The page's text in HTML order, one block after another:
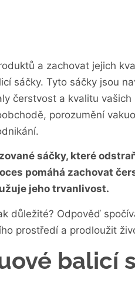
a zachovat jejich
sáčky. Tyto sáčky jsou
čerstvost a kvalitu
porozumění
sáčky, které
pomáhá zachovat
jeho trvanlivost.
důležité? Odpověď
prostředí a prodloužit
balicí